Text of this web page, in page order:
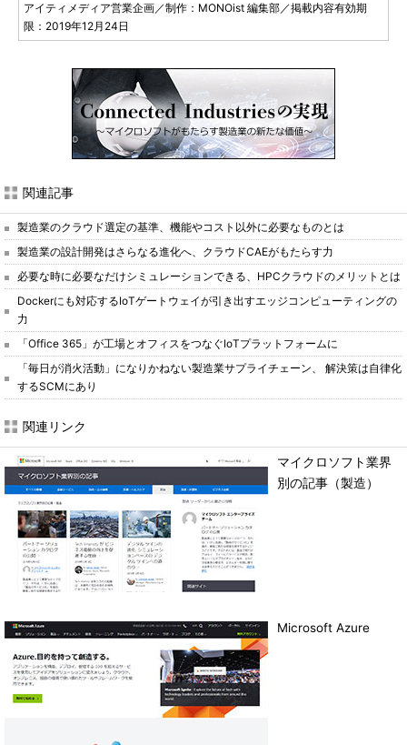
アイティメディア営業企画／制作：MONOist 編集部／掲載内容有効期
限：2019年12月24日
関連記事
製造業のクラウド選定の基準、機能やコスト以外に必要なものとは
製造業の設計開発はさらなる進化へ、クラウドCAEがもたらす力
必要な時に必要なだけシミュレーションできる、HPCクラウドのメリットとは
Dockerにも対応するIoTゲートウェイが引き出すエッジコンピューティングの
力
「Office 365」が工場とオフィスをつなぐIoTプラットフォームに
「毎日が消火活動」になりかねない製造業サプライチェーン、 解決策は自律化
するSCMにあり
関連リンク
マイクロソフト業界
別の記事（製造）
Microsoft Azure